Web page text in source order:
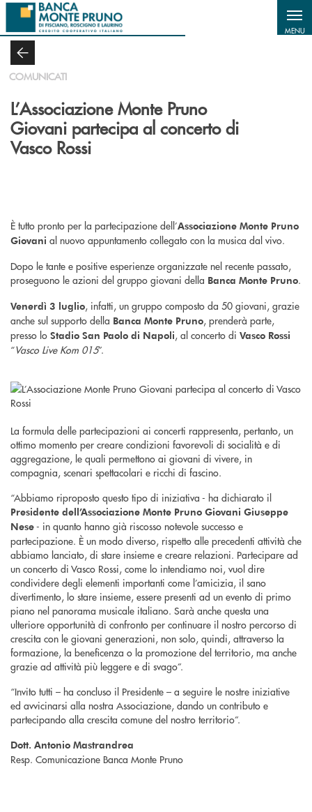
Salta al contenuto principale
MENU
COMUNICATI
L’Associazione Monte Pruno
Giovani partecipa al concerto di
Vasco Rossi
È tutto pronto per la partecipazione dell’Associazione Monte Pruno
Giovani al nuovo appuntamento collegato con la musica dal vivo.
Dopo le tante e positive esperienze organizzate nel recente passato,
proseguono le azioni del gruppo giovani della Banca Monte Pruno.
Venerdì 3 luglio, infatti, un gruppo composto da 50 giovani, grazie
anche sul supporto della Banca Monte Pruno, prenderà parte,
presso lo Stadio San Paolo di Napoli, al concerto di Vasco Rossi
“Vasco Live Kom 015”.
La formula delle partecipazioni ai concerti rappresenta, pertanto, un
ottimo momento per creare condizioni favorevoli di socialità e di
aggregazione, le quali permettono ai giovani di vivere, in
compagnia, scenari spettacolari e ricchi di fascino.
“Abbiamo riproposto questo tipo di iniziativa - ha dichiarato il
Presidente dell’Associazione Monte Pruno Giovani Giuseppe
Nese- in quanto hanno già riscosso notevole successo e
partecipazione. È un modo diverso, rispetto alle precedenti attività che
abbiamo lanciato, di stare insieme e creare relazioni. Partecipare ad
un concerto di Vasco Rossi, come lo intendiamo noi, vuol dire
condividere degli elementi importanti come l’amicizia, il sano
divertimento, lo stare insieme, essere presenti ad un evento di primo
piano nel panorama musicale italiano. Sarà anche questa una
ulteriore opportunità di confronto per continuare il nostro percorso di
crescita con le giovani generazioni, non solo, quindi, attraverso la
formazione, la beneficenza o la promozione del territorio, ma anche
grazie ad attività più leggere e di svago”.
“Invito tutti – ha concluso il Presidente – a seguire le nostre iniziative
ed avvicinarsi alla nostra Associazione, dando un contributo e
partecipando alla crescita comune del nostro territorio”.
Dott. Antonio Mastrandrea
Resp. Comunicazione Banca Monte Pruno